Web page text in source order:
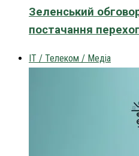
Зеленський
постачання
IT / Телеком / Медіа